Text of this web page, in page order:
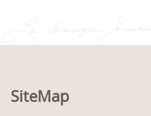
SiteMap